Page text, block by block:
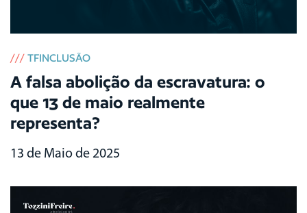
/// TFINCLUSÃO
A falsa abolição da escravatura: o
que 13 de maio realmente
representa?
13 de Maio de 2025